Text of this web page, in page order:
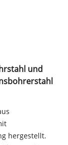
und
hergestellt.